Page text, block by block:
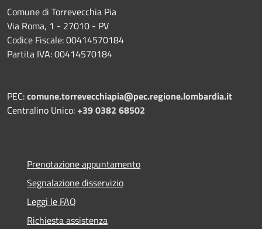
Comune di Torrevecchia Pia
Via Roma, 1 - 27010 - PV
Codice Fiscale: 00414570184
Partita IVA: 00414570184
PEC:comune.torrevecchiapia@pec.regione.lombardia.it
Centralino Unico:+39 0382 68502
Prenotazione appuntamento
Segnalazione disservizio
Leggi le FAQ
Richiesta assistenza